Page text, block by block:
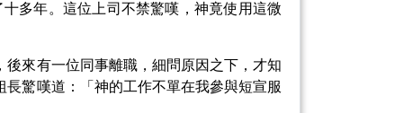
多年。這位上司不禁驚嘆，神竟使用這微
來有一位同事離職，細問原因之下，才知
驚嘆道：「神的工作不單在我參與短宣服